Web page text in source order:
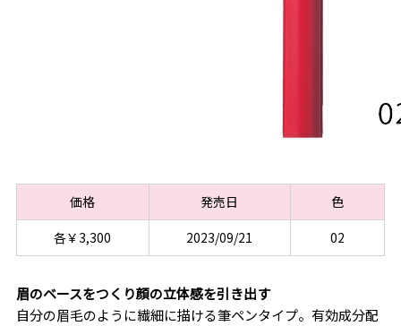
価格 発売日
色
各￥3,300
2023/09/21 02
眉のベースをつくり顔の立体感を引き出す
自分の眉毛のように繊細に描ける筆ペンタイプ。有効成分配